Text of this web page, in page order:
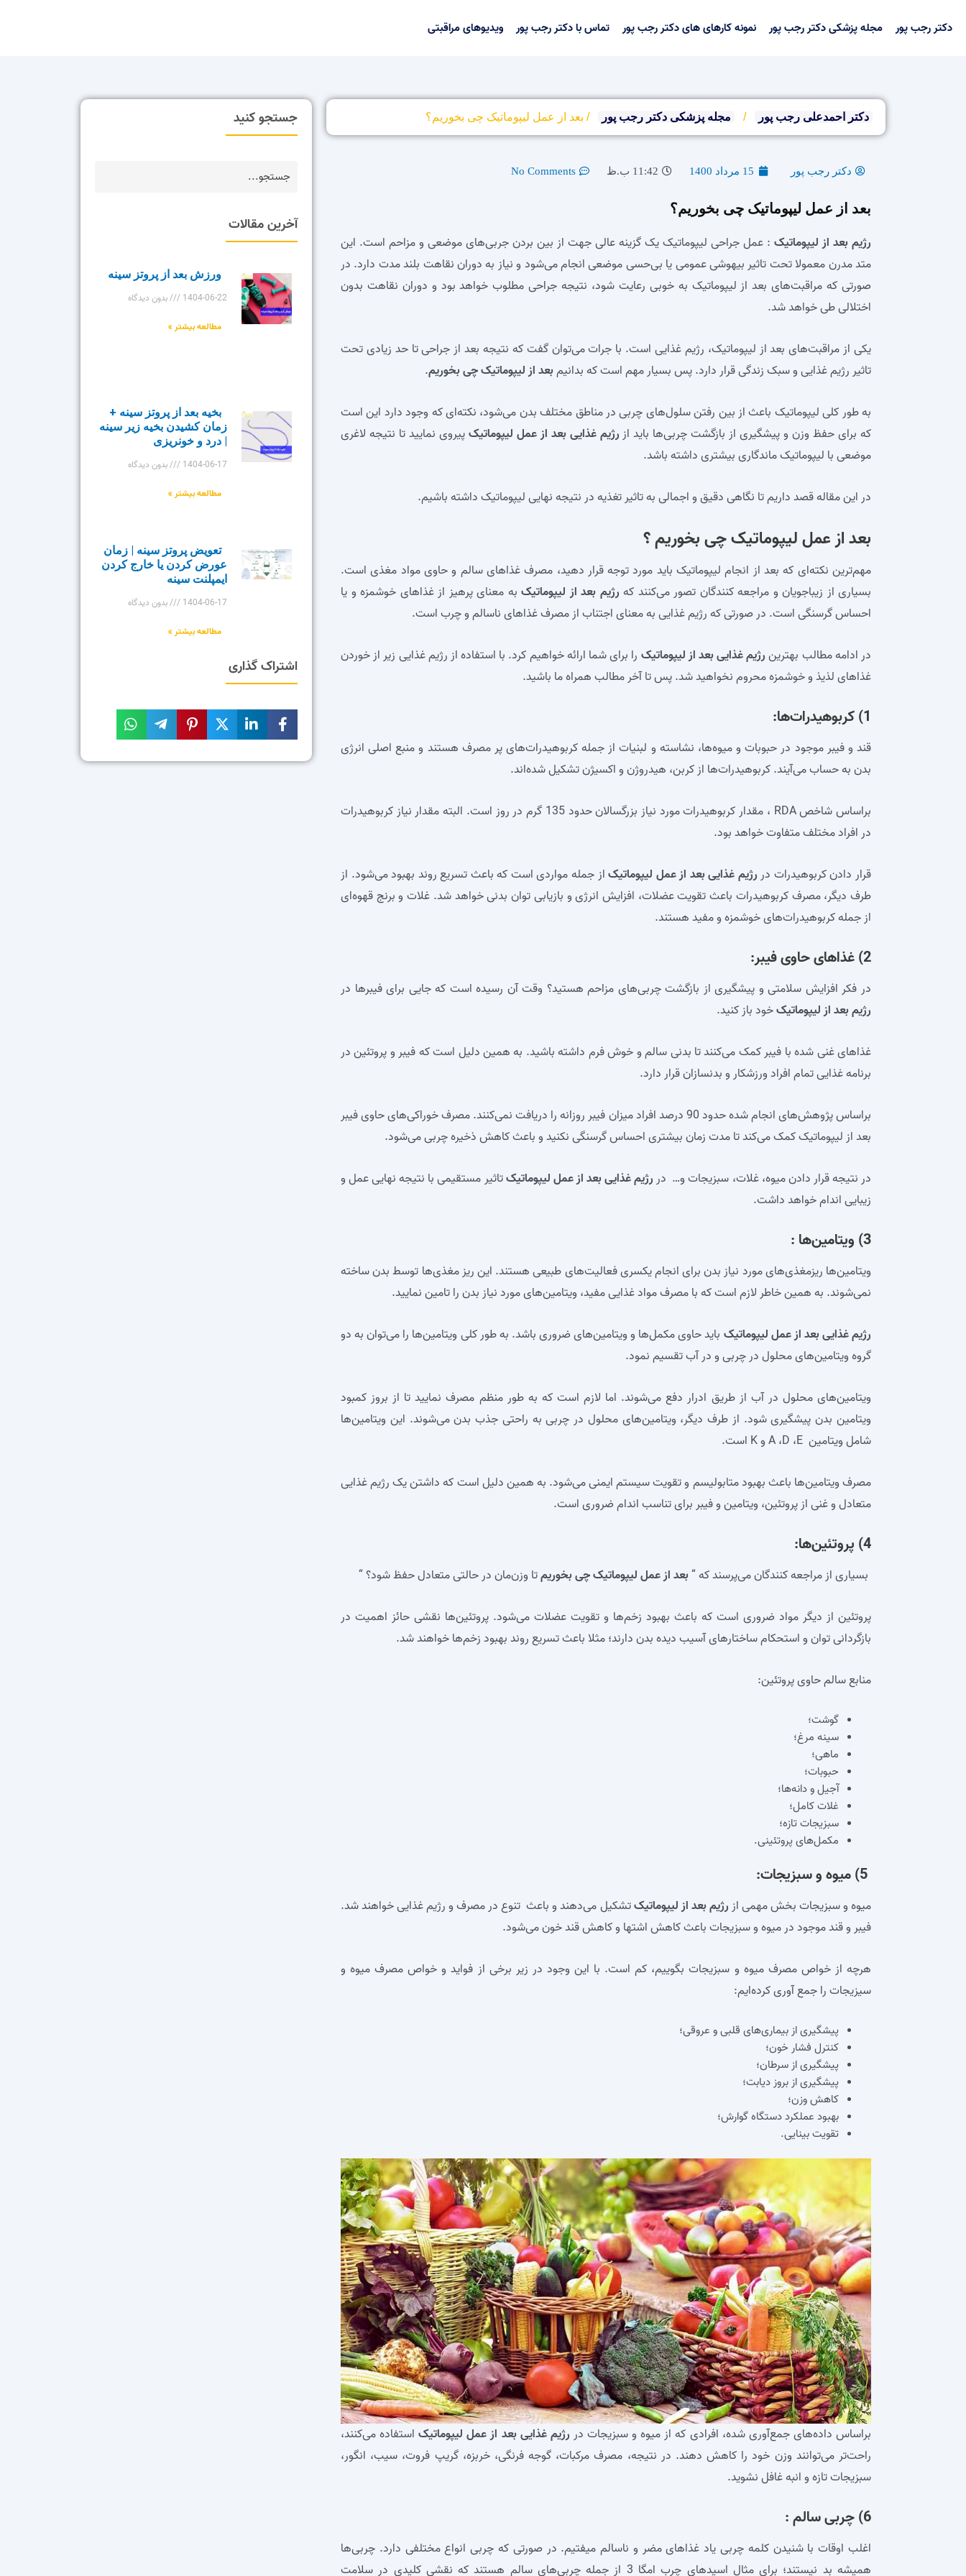
دکتر رجب پور مجله پزشکی دکتر رجب پور نمونه کارهای های دکتر رجب پور تماس با دکتر رجب پور ویدیوهای مراقبتی
دکتر احمدعلی رجب پور / مجله پزشکی دکتر رجب پور / بعد از عمل لیپوماتیک چی بخوریم؟
دکتر رجب پور 15 مرداد 1400 11:42 ب.ظ No Comments
بعد از عمل لیپوماتیک چی بخوریم؟
رژیم بعد از لیپوماتیک : عمل جراحی لیپوماتیک یک گزینه عالی جهت از بین بردن جربی‌های موضعی و مزاحم است. این
متد مدرن معمولا تحت تاثیر بیهوشی عمومی یا بی‌حسی موضعی انجام می‌شود و نیاز به دوران نقاهت بلند مدت دارد. در
صورتی که مراقبت‌های بعد از لیپوماتیک به خوبی رعایت شود، نتیجه جراحی مطلوب خواهد بود و دوران نقاهت بدون
اختلالی طی خواهد شد.
یکی از مراقبت‌های بعد از لیپوماتیک، رژیم غذایی است. با جرات می‌توان گفت که نتیجه بعد از جراحی تا حد زیادی تحت
تاثیر رژیم غذایی و سبک زندگی قرار دارد. پس بسیار مهم است که بدانیمبعد از لیپوماتیک چی بخوریم.
به طور کلی لیپوماتیک باعث از بین رفتن سلول‌های چربی در مناطق مختلف بدن می‌شود، نکته‌ای که وجود دارد این است
که برای حفظ وزن و پیشگیری از بازگشت چربی‌ها باید از رژیم غذایی بعد از عمل لیپوماتیکپیروی نمایید تا نتیجه لاغری
موضعی با لیپوماتیک ماندگاری بیشتری داشته باشد.
در این مقاله قصد داریم تا نگاهی دقیق و اجمالی به تاثیر تغذیه در نتیجه نهایی لیپوماتیک داشته باشیم.
بعد از عمل لیپوماتیک چی بخوریم؟
مهم‌ترین نکته‌ای که بعد از انجام لیپوماتیک باید مورد توجه قرار دهید، مصرف غذاهای سالم و حاوی مواد مغذی است.
بسیاری از زیباجویان و مراجعه کنندگان تصور می‌کنند که رژیم بعد از لیپوماتیک به معنای پرهیز از غذاهای خوشمزه و یا
احساس گرسنگی است. در صورتی که رژیم غذایی به معنای اجتناب از مصرف غذاهای ناسالم و چرب است.
در ادامه مطالب بهترینرژیم غذایی بعد از لیپوماتیک را برای شما ارائه خواهیم کرد. با استفاده از رژیم غذایی زیر از خوردن
غذاهای لذیذ و خوشمزه محروم نخواهید شد. پس تا آخر مطالب همراه ما باشید.
1) کربوهیدرات‌ها:
قند و فیبر موجود در حبوبات و میوه‌ها، نشاسته و لبنیات از جمله کربوهیدرات‌های پر مصرف هستند و منبع اصلی انرژی
بدن به حساب می‌آیند. کربوهیدرات‌ها از کربن، هیدروژن و اکسیژن تشکیل شده‌اند.
براساس شاخص RDA ، مقدار کربوهیدرات مورد نیاز بزرگسالان حدود 135 گرم در روز است. البته مقدار نیاز کربوهیدرات
در افراد مختلف متفاوت خواهد بود.
قرار دادن کربوهیدرات در رژیم غذایی بعد از عمل لیپوماتیکاز جمله مواردی است که باعث تسریع روند بهبود می‌شود. از
طرف دیگر، مصرف کربوهیدرات باعث تقویت عضلات، افزایش انرژی و بازیابی توان بدنی خواهد شد. غلات و برنج قهوه‌ای
از جمله کربوهیدرات‌های خوشمزه و مفید هستند.
2) غذاهای حاوی فیبر:
در فکر افزایش سلامتی و پیشگیری از بازگشت چربی‌های مزاحم هستید؟ وقت آن رسیده است که جایی برای فیبرها در
رژیم بعد از لیپوماتیکخود باز کنید.
غذاهای غنی شده با فیبر کمک می‌کنند تا بدنی سالم و خوش فرم داشته باشید. به همین دلیل است که فیبر و پروتئین در
برنامه غذایی تمام افراد ورزشکار و بدنسازان قرار دارد.
براساس پژوهش‌های انجام شده حدود 90 درصد افراد میزان فیبر روزانه را دریافت نمی‌کنند. مصرف خوراکی‌های حاوی فیبر
بعد از لیپوماتیک کمک می‌کند تا مدت زمان بیشتری احساس گرسنگی نکنید و باعث کاهش ذخیره چربی می‌شود.
در نتیجه قرار دادن میوه، غلات، سبزیجات و… در رژیم غذایی بعد از عمل لیپوماتیکتاثیر مستقیمی با نتیجه نهایی عمل و
زیبایی اندام خواهد داشت.
3) ویتامین‌ها :
ویتامین‌ها ریزمغذی‌های مورد نیاز بدن برای انجام یکسری فعالیت‌های طبیعی هستند. این ریز مغذی‌ها توسط بدن ساخته
نمی‌شوند. به همین خاطر لازم است که با مصرف مواد غذایی مفید، ویتامین‌های مورد نیاز بدن را تامین نمایید.
رژیم غذایی بعد از عمل لیپوماتیک باید حاوی مکمل‌ها و ویتامین‌های ضروری باشد. به طور کلی ویتامین‌ها را می‌توان به دو
گروه ویتامین‌های محلول در چربی و در آب تقسیم نمود.
ویتامین‌های محلول در آب از طریق ادرار دفع می‌شوند. اما لازم است که به طور منظم مصرف نمایید تا از بروز کمبود
ویتامین‌ بدن پیشگیری شود. از طرف دیگر، ویتامین‌های محلول در چربی به راحتی جذب بدن می‌شوند. این ویتامین‌ها
شامل ویتامین A ،D ،E و K است.
مصرف ویتامین‌ها باعث بهبود متابولیسم و تقویت سیستم ایمنی می‌شود. به همین دلیل است که داشتن یک رژیم غذایی
متعادل و غنی از پروتئین، ویتامین و فیبر برای تناسب اندام ضروری است.
4) پروتئین‌ها:
بسیاری از مراجعه کنندگان می‌پرسند که “بعد از عمل لیپوماتیک چی بخوریمتا وزن‌مان در حالتی متعادل حفظ شود؟ “
پروتئین از دیگر مواد ضروری است که باعث بهبود زخم‌ها و تقویت عضلات می‌شود. پروتئین‌ها نقشی حائز اهمیت در
بازگردانی توان و استحکام ساختارهای آسیب دیده بدن دارند؛ مثلا باعث تسریع روند بهبود زخم‌ها خواهند شد.
منابع سالم حاوی پروتئین:
گوشت؛
سینه مرغ؛
ماهی؛
حبوبات؛
آجیل و دانه‌ها؛
غلات کامل؛
سبزیجات تازه؛
مکمل‌های پروتئینی.
5) میوه و سبزیجات:
میوه و سبزیجات بخش مهمی از رژیم بعد از لیپوماتیکتشکیل می‌دهند و باعث تنوع در مصرف و رژیم غذایی خواهند شد.
فیبر و قند موجود در میوه و سبزیجات باعث کاهش اشتها و کاهش قند خون می‌شود.
هرچه از خواص مصرف میوه و سبزیجات بگوییم، کم است. با این وجود در زیر برخی از فواید و خواص مصرف میوه و
سیزیجات را جمع آوری کرده‌ایم:
پیشگیری از بیماری‌های قلبی و عروقی؛
کنترل فشار خون؛
پیشگیری از سرطان؛
پیشگیری از بروز دیابت؛
کاهش وزن؛
بهبود عملکرد دستگاه گوارش؛
تقویت بینایی.
براساس داده‌های جمع‌آوری شده، افرادی که از میوه و سبزیجات در رژیم غذایی بعد از عمل لیپوماتیک استفاده می‌کنند،
راحت‌تر می‌توانند وزن خود را کاهش دهند. در نتیجه، مصرف مرکبات، گوجه فرنگی، خربزه، گریپ فروت، سیب، انگور،
سبزیجات تازه و انبه غافل نشوید.
6) چربی سالم :
اغلب اوقات با شنیدن کلمه چربی یاد غذاهای مضر و ناسالم میفتیم. در صورتی که چربی انواع مختلفی دارد. چربی‌ها
همیشه بد نیستند؛ برای مثال اسیدهای چرب امگا 3 از جمله چربی‌های سالم هستند که نقشی کلیدی در سلامت
جستجو کنید
آخرین مقالات
ورزش بعد از پروتز سینه
1404-06-22
بدون دیدگاه
مطالعه بیشتر »
بخیه بعد از پروتز سینه +
زمان کشیدن بخیه زیر سینه
| درد و خونریزی
1404-06-17
بدون دیدگاه
مطالعه بیشتر »
تعویض پروتز سینه | زمان
عورض کردن یا خارج کردن
ایمپلنت سینه
1404-06-17
بدون دیدگاه
مطالعه بیشتر »
اشتراک گذاری